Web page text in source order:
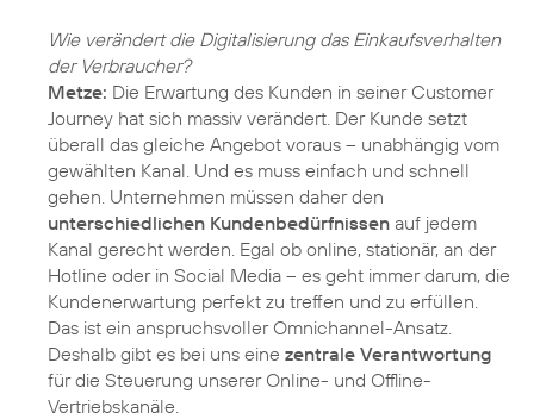
Wie verändert die Digitalisierung das Einkaufsverhalten
der Verbraucher?
Metze: Die Erwartung des Kunden in seiner Customer
Journey hat sich massiv verändert. Der Kunde setzt
überall das gleiche Angebot voraus – unabhängig vom
gewählten Kanal. Und es muss einfach und schnell
gehen. Unternehmen müssen daher den
unterschiedlichen Kundenbedürfnissen auf jedem
Kanal gerecht werden. Egal ob online, stationär, an der
Hotline oder in Social Media – es geht immer darum, die
Kundenerwartung perfekt zu treffen und zu erfüllen.
Das ist ein anspruchsvoller Omnichannel-Ansatz.
Deshalb gibt es bei uns eine zentrale Verantwortung
für die Steuerung unserer Online- und Offline-
Vertriebskanäle.